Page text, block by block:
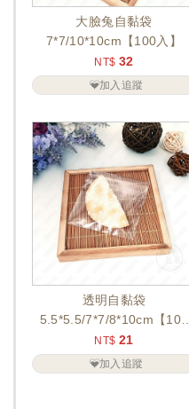
大臉兔自黏袋
7*7/10*10cm【100入】
NT$ 32
加入追蹤
透明自黏袋
5.5*5.5/7*7/8*10cm【100
入】
NT$ 21
加入追蹤